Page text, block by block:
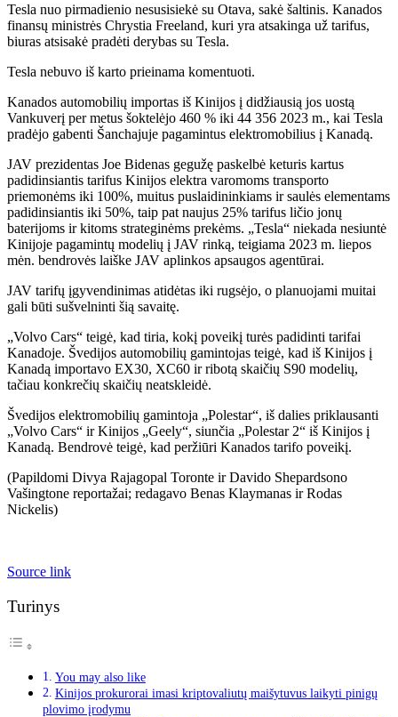
Tesla nuo pirmadienio nesusisiekė su Otava, sakė šaltinis. Kanados
finansų ministrės Chrystia Freeland, kuri yra atsakinga už tarifus,
biuras atsisakė pradėti derybas su Tesla.
Tesla nebuvo iš karto prieinama komentuoti.
Kanados automobilių importas iš Kinijos į didžiausią jos uostą
Vankuverį per metus šoktelėjo 460 % iki 44 356 2023 m., kai Tesla
pradėjo gabenti Šanchajuje pagamintus elektromobilius į Kanadą.
JAV prezidentas Joe Bidenas gegužę paskelbė keturis kartus
padidinsiantis tarifus Kinijos elektra varomoms transporto
priemonėms iki 100%, muitus puslaidininkiams ir saulės elementams
padidinsiantis iki 50%, taip pat naujus 25% tarifus ličio jonų
baterijoms ir kitoms strateginėms prekėms. „Tesla“ niekada nesiuntė
Kinijoje pagamintų modelių į JAV rinką, teigiama 2023 m. liepos
mėn. bendrovės laiške JAV aplinkos apsaugos agentūrai.
JAV tarifų įgyvendinimas atidėtas iki rugsėjo, o planuojami muitai
gali būti sušvelninti šią savaitę.
„Volvo Cars“ teigė, kad tiria, kokį poveikį turės padidinti tarifai
Kanadoje. Švedijos automobilių gamintojas teigė, kad iš Kinijos į
Kanadą importavo EX30, XC60 ir ribotą skaičių S90 modelių,
tačiau konkrečių skaičių neatskleidė.
Švedijos elektromobilių gamintoja „Polestar“, iš dalies priklausanti
„Volvo Cars“ ir Kinijos „Geely“, siunčia „Polestar 2“ iš Kinijos į
Kanadą. Bendrovė teigė, kad peržiūri Kanados tarifo poveikį.
(Papildomi Divya Rajagopal Toronte ir Davido Shepardsono
Vašingtone reportažai; redagavo Benas Klaymanas ir Rodas
Nickelis)
Source link
Turinys
You may also like
Kinijos prokurorai imasi kriptovaliutų maišytuvus laikyti pinigų
plovimo įrodymu